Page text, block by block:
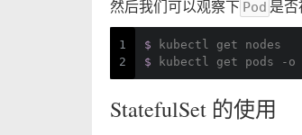
然后我们可以观察下 Pod 是否
1
2
$
kubectl get nodes
$
kubectl get pods -o
StatefulSet 的使用